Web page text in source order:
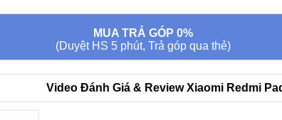
MUA TRẢ GÓP 0%
(Duyệt HS 5 phút, Trả góp qua thẻ)
Video Đánh Giá & Review Xiaomi Redmi